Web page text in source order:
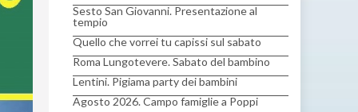
Sesto San Giovanni. Presentazione al
tempio
Quello che vorrei tu capissi sul sabato
Roma Lungotevere. Sabato del bambino
Lentini. Pigiama party dei bambini
Agosto 2026. Campo famiglie a Poppi